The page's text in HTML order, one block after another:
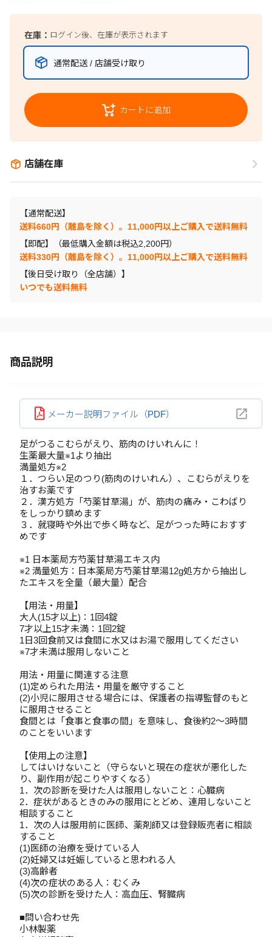
在庫： ログイン後、在庫が表示されます
通常配送 / 店舗受け取り
カートに追加
店舗在庫
【通常配送】
送料660円（離島を除く）。11,000円以上ご購入で送料無料
【即配】（最低購入金額は税込2,200円）
送料330円（離島を除く）。11,000円以上ご購入で送料無料
【後日受け取り（全店舗）】
いつでも送料無料
商品説明
メーカー説明ファイル（PDF）
足がつるこむらがえり、筋肉のけいれんに！
生薬最大量※1より抽出
満量処方※2
１．つらい足のつり(筋肉のけいれん）、こむらがえりを
治すお薬です
２．漢方処方「芍薬甘草湯」が、筋肉の痛み・こわばり
をしっかり鎮めます
３．就寝時や外出で歩く時など、足がつった時におすす
めです
※1 日本薬局方芍薬甘草湯エキス内
※2 満量処方：日本薬局方芍薬甘草湯12g処方から抽出し
たエキスを全量（最大量）配合
【用法・用量】
大人(15才以上)：1回4錠
7才以上15才未満：1回2錠
1日3回食前又は食間に水又はお湯で服用してください
※7才未満は服用しないこと
用法・用量に関連する注意
(1)定められた用法・用量を厳守すること
(2)小児に服用させる場合には、保護者の指導監督のもと
に服用させること
食間とは「食事と食事の間」を意味し、食後約2～3時間
のことをいいます
【使用上の注意】
してはいけないこと（守らないと現在の症状が悪化した
り、副作用が起こりやすくなる）
1．次の診断を受けた人は服用しないこと：心臓病
2．症状があるときのみの服用にとどめ、連用しないこと
相談すること
1．次の人は服用前に医師、薬剤師又は登録販売者に相談
すること
(1)医師の治療を受けている人
(2)妊婦又は妊娠していると思われる人
(3)高齢者
(4)次の症状のある人：むくみ
(5)次の診断を受けた人：高血圧、腎臓病
■問い合わせ先
小林製薬